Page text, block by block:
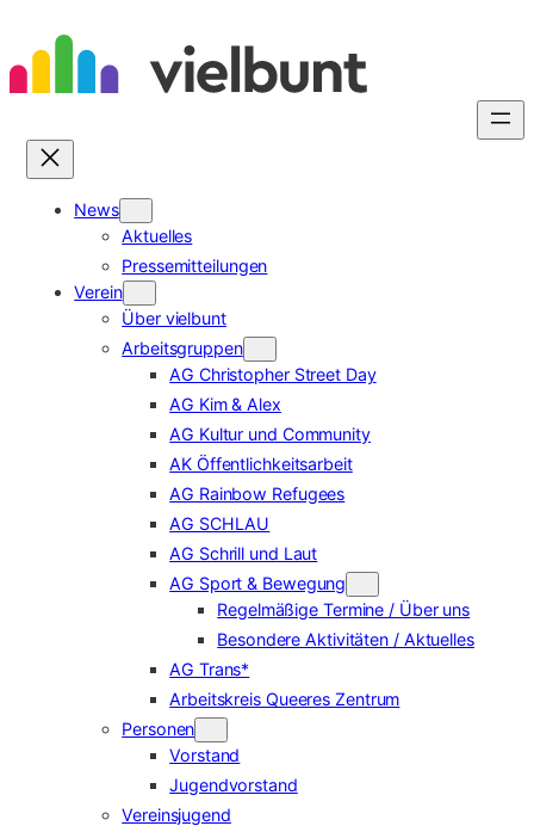
Inhalt
springen
News
Aktuelles
Pressemitteilungen
Verein
Über vielbunt
Arbeitsgruppen
AG Christopher Street Day
AG Kim & Alex
AG Kultur und Community
AK Öffentlichkeitsarbeit
AG Rainbow Refugees
AG SCHLAU
AG Schrill und Laut
AG Sport & Bewegung
Regelmäßige Termine / Über uns
Besondere Aktivitäten / Aktuelles
AG Trans*
Arbeitskreis Queeres Zentrum
Personen
Vorstand
Jugendvorstand
Vereinsjugend